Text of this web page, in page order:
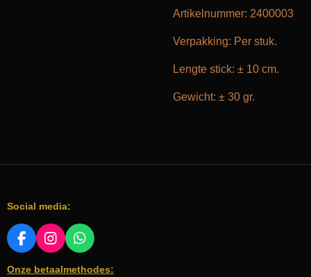
Artikelnummer: 2400003
Verpakking: Per stuk.
Lengte stick: ± 10 cm.
Gewicht: ± 30 gr.
Social media:
F
C
I
S
W
A
Onze betaalmethodes: